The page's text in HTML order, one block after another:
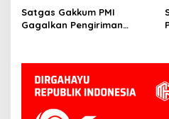
Miras Ilegal
Satgas Gakkum PMI
Gagalkan Pengiriman